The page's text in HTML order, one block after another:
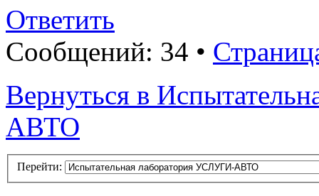
Ответить
Сообщений: 34 •
Вернуться в
АВТО
Перейти: